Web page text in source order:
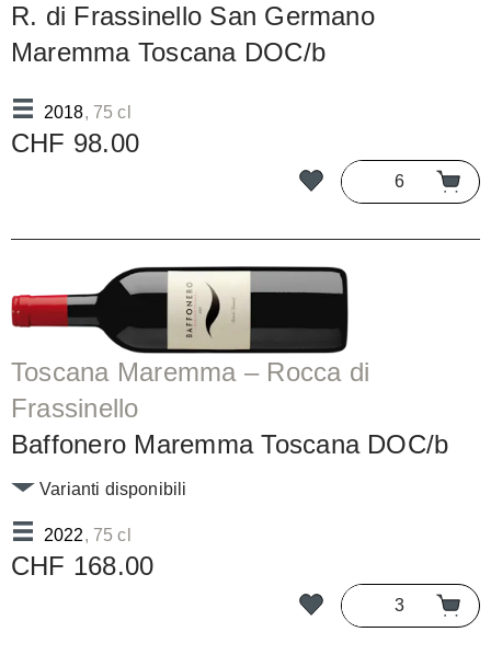
R. di Frassinello San Germano
Maremma Toscana DOC/b
2018, 75 cl
CHF 98.00
Toscana Maremma – Rocca di
Frassinello
Baffonero Maremma Toscana DOC/b
2022, 75 cl
Varianti disponibili
CHF 168.00